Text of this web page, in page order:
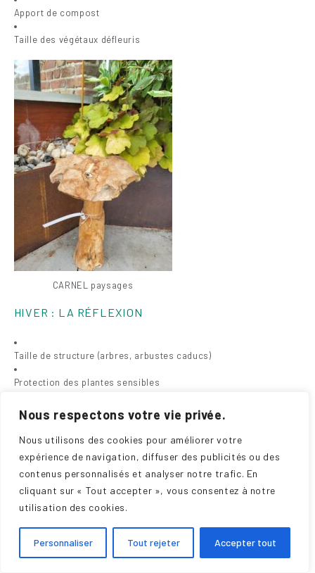
Nous respectons votre vie privée.
Nous utilisons des cookies pour améliorer votre
expérience de navigation, diffuser des publicités ou des
contenus personnalisés et analyser notre trafic. En
cliquant sur « Tout accepter », vous consentez à notre
utilisation des cookies.
Personnaliser Tout rejeter Accepter tout
Apport de compost
Taille des végétaux défleuris
CARNEL paysages
HIVER : LA RÉFLEXION
Taille de structure (arbres, arbustes caducs)
Protection des plantes sensibles
Nettoyage des œuvres exposées
Bilan de la saison